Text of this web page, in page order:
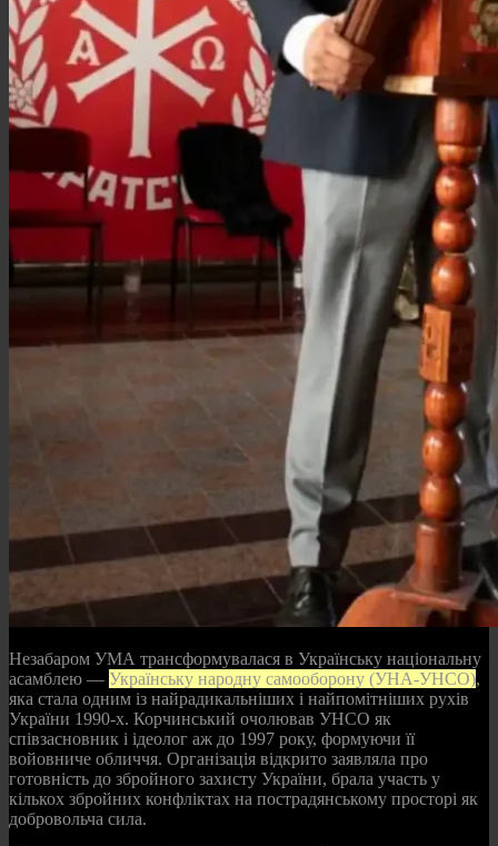
Незабаром УМА трансформувалася в Українську національну
асамблею — Українську народну самооборону (УНА-УНСО),
яка стала одним із найрадикальніших і найпомітніших рухів
України 1990-х. Корчинський очолював УНСО як
співзасновник і ідеолог аж до 1997 року, формуючи її
войовниче обличчя. Організація відкрито заявляла про
готовність до збройного захисту України, брала участь у
кількох збройних конфліктах на пострадянському просторі як
добровольча сила.